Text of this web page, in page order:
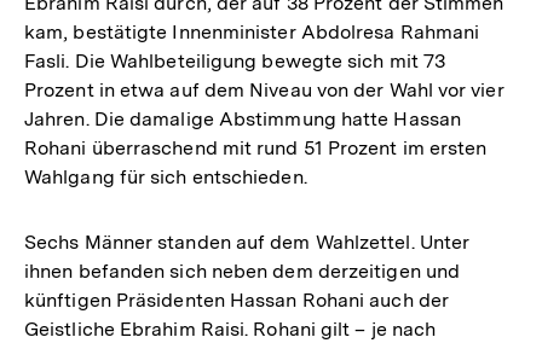
kam, bestätigte Innenminister Abdolresa Rahmani
Fasli. Die Wahlbeteiligung bewegte sich mit 73
Prozent in etwa auf dem Niveau von der Wahl vor vier
Jahren. Die damalige Abstimmung hatte Hassan
Rohani überraschend mit rund 51 Prozent im ersten
Wahlgang für sich entschieden.
Sechs Männer standen auf dem Wahlzettel. Unter
ihnen befanden sich neben dem derzeitigen und
künftigen Präsidenten Hassan Rohani auch der
Geistliche Ebrahim Raisi. Rohani gilt – je nach